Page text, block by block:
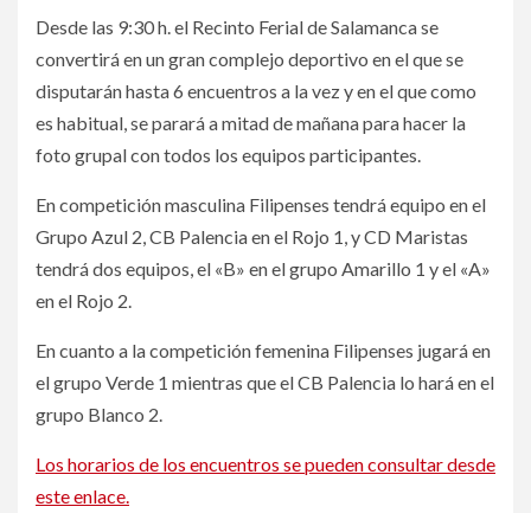
Desde las 9:30 h. el Recinto Ferial de Salamanca se
convertirá en un gran complejo deportivo en el que se
disputarán hasta 6 encuentros a la vez y en el que como
es habitual, se parará a mitad de mañana para hacer la
foto grupal con todos los equipos participantes.
En competición masculina Filipenses tendrá equipo en el
Grupo Azul 2, CB Palencia en el Rojo 1, y CD Maristas
tendrá dos equipos, el «B» en el grupo Amarillo 1 y el «A»
en el Rojo 2.
En cuanto a la competición femenina Filipenses jugará en
el grupo Verde 1 mientras que el CB Palencia lo hará en el
grupo Blanco 2.
Los horarios de los encuentros se pueden consultar desde
este enlace.